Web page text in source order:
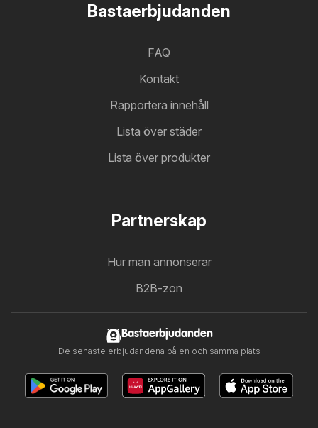
Bastaerbjudanden
FAQ
Kontakt
Rapportera innehåll
Lista över städer
Lista över produkter
Partnerskap
Hur man annonserar
B2B-zon
Bastaerbjudanden
De senaste erbjudandena på en och samma plats